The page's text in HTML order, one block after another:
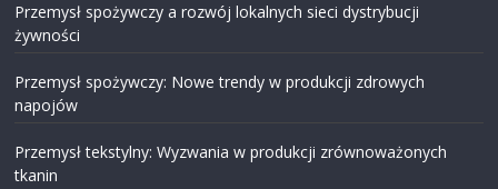
Przemysł spożywczy a rozwój lokalnych sieci dystrybucji
żywności
Przemysł spożywczy: Nowe trendy w produkcji zdrowych
napojów
Przemysł tekstylny: Wyzwania w produkcji zrównoważonych
tkanin